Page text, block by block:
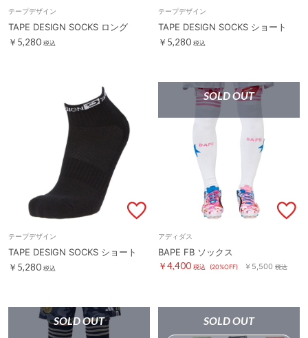
テープデザイン
TAPE DESIGN SOCKS ロング
￥5,280 税込
テープデザイン
TAPE DESIGN SOCKS ショート
￥5,280 税込
テープデザイン
TAPE DESIGN SOCKS ショート
￥5,280 税込
SOLD OUT
アディダス
BAPE FB ソックス
￥4,400 税込 (20%OFF) ￥5,500 税込
SOLD OUT SOLD OUT